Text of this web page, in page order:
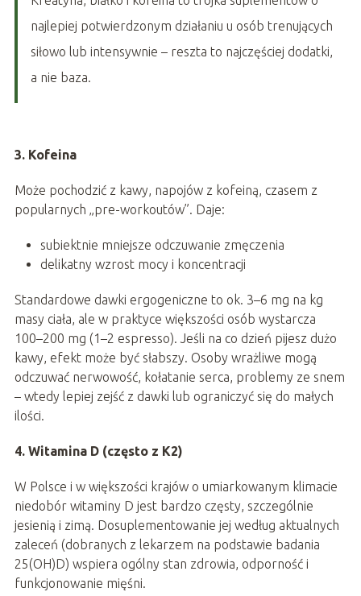
najlepiej potwierdzonym działaniu u osób trenujących
siłowo lub intensywnie – reszta to najczęściej dodatki,
a nie baza.
3. Kofeina
Może pochodzić z kawy, napojów z kofeiną, czasem z
popularnych „pre-workoutów”. Daje:
subiektnie mniejsze odczuwanie zmęczenia
delikatny wzrost mocy i koncentracji
Standardowe dawki ergogeniczne to ok. 3–6 mg na kg
masy ciała, ale w praktyce większości osób wystarcza
100–200 mg (1–2 espresso). Jeśli na co dzień pijesz dużo
kawy, efekt może być słabszy. Osoby wrażliwe mogą
odczuwać nerwowość, kołatanie serca, problemy ze snem
– wtedy lepiej zejść z dawki lub ograniczyć się do małych
ilości.
4. Witamina D (często z K2)
W Polsce i w większości krajów o umiarkowanym klimacie
niedobór witaminy D jest bardzo częsty, szczególnie
jesienią i zimą. Dosuplementowanie jej według aktualnych
zaleceń (dobranych z lekarzem na podstawie badania
25(OH)D) wspiera ogólny stan zdrowia, odporność i
funkcjonowanie mięśni.